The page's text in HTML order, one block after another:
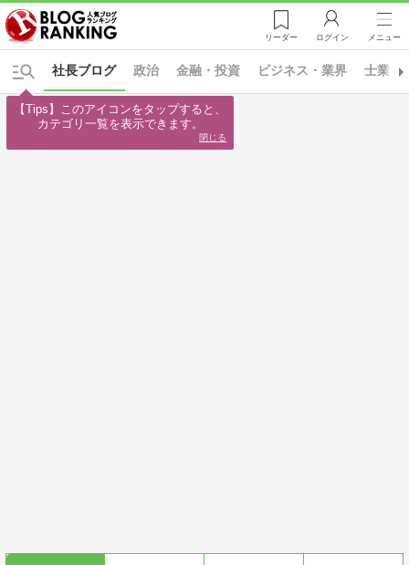
リーダー ログイン メニュー
政治 金融・投資 ビジネス・業界
社長ブログ 士業
【Tips】このアイコンをタップすると、
カテゴリ一覧を表示できます。
閉じる